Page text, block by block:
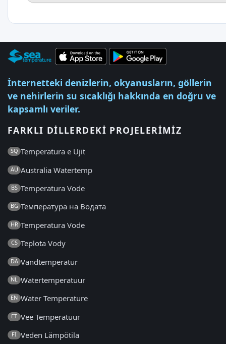
İnternetteki denizlerin, okyanusların, göllerin
ve nehirlerin su sıcaklığı hakkında en doğru ve
kapsamlı veriler.
FARKLI DILLERDEKI PROJELERIMIZ
SQ Temperatura e Ujit
AU Australia Watertemp
BS Temperatura Vode
BG Температура на Водата
HR Temperatura Vode
CS Teplota Vody
DA Vandtemperatur
NL Watertemperatuur
EN Water Temperature
ET Vee Temperatuur
FI Veden Lämpötila